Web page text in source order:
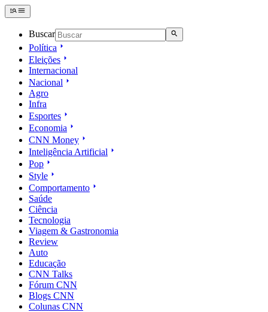
Buscar
Política
Eleições
Internacional
Nacional
Agro
Infra
Esportes
Economia
CNN Money
Inteligência Artificial
Pop
Style
Comportamento
Saúde
Ciência
Tecnologia
Viagem & Gastronomia
Review
Auto
Educação
CNN Talks
Fórum CNN
Blogs CNN
Colunas CNN